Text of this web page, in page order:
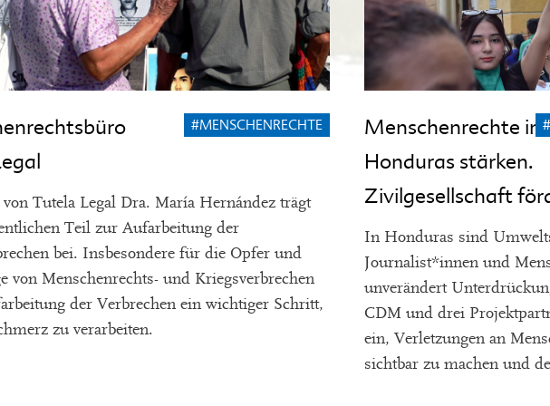
#MENSCHENRECHTE
Tutela Legal Dra. María Hernández trägt
Teil zur Aufarbeitung der
bei. Insbesondere für die Opfer und
von Menschenrechts- und Kriegsverbrechen
der Verbrechen ein wichtiger Schritt,
zu verarbeiten.
Menschenrechte in
Honduras stärken.
Zivilgesellschaft
In Honduras sind
Journalist*innen und
unverändert
CDM und drei
ein, Verletzungen an
sichtbar zu machen und